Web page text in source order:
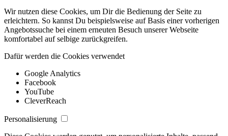
Wir nutzen diese Cookies, um Dir die Bedienung der Seite zu
erleichtern. So kannst Du beispielsweise auf Basis einer vorherigen
Angebotssuche bei einem erneuten Besuch unserer Webseite
komfortabel auf selbige zurückgreifen.
Dafür werden die Cookies verwendet
Google Analytics
Facebook
YouTube
CleverReach
Personalisierung